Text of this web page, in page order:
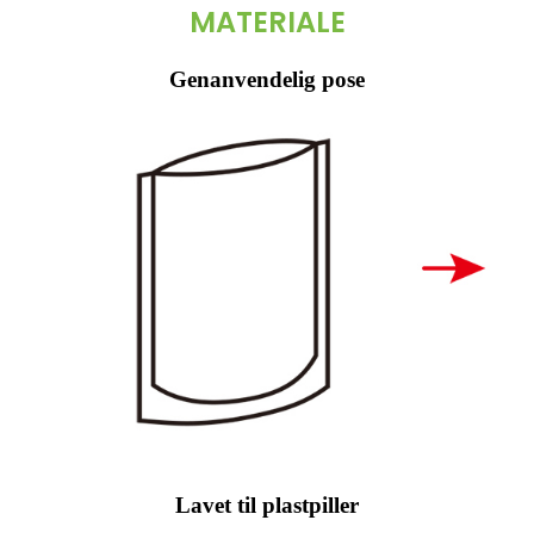
MATERIALE
Genanvendelig pose
Lavet til plastpiller